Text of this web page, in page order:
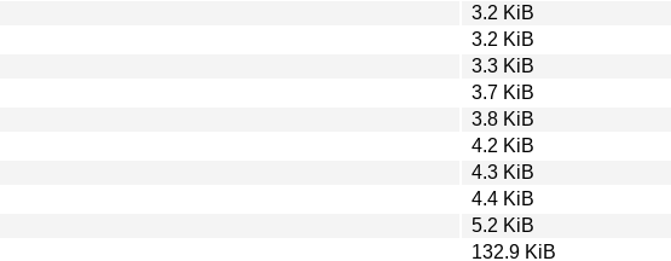
3.2 KiB
3.2 KiB
3.3 KiB
3.7 KiB
3.8 KiB
4.2 KiB
4.3 KiB
4.4 KiB
5.2 KiB
132.9 KiB